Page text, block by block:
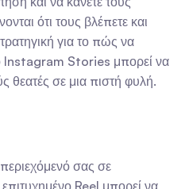
ότι τους βλέπετε και
για το πώς να
Instagram Stories μπορεί να
θεατές σε μια πιστή φυλή.
σας σε
Reel μπορεί να